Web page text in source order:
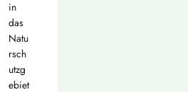
in
das
Natu
rsch
utzg
ebiet